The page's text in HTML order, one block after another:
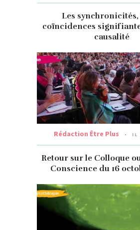
Les
coïncidences
causalité
Rédaction Être Plus IL
Retour sur le Colloque
Conscience du 16